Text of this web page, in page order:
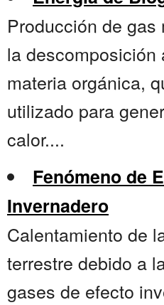
Producción de
la descomposición
materia orgánica,
utilizado para
calor....
Fenómeno de
Invernadero
Calentamiento de
terrestre debido a
gases de efecto